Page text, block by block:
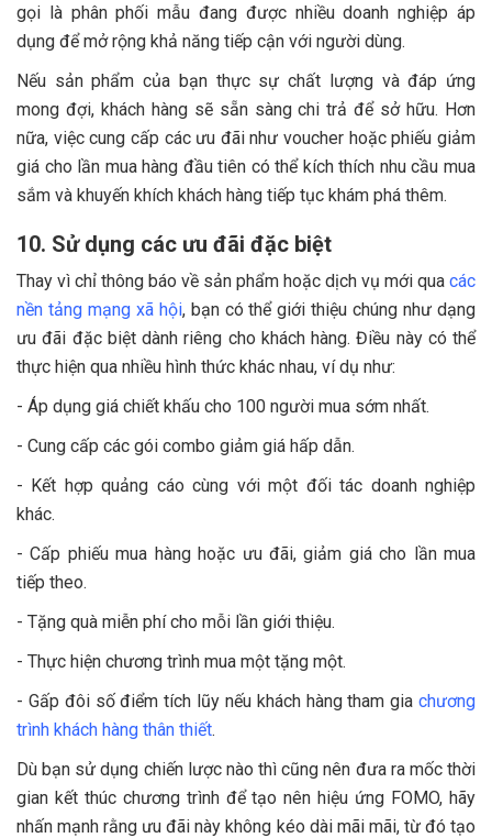
gọi là phân phối mẫu đang được nhiều doanh nghiệp áp
dụng để mở rộng khả năng tiếp cận với người dùng.
Nếu sản phẩm của bạn thực sự chất lượng và đáp ứng
mong đợi, khách hàng sẽ sẵn sàng chi trả để sở hữu. Hơn
nữa, việc cung cấp các ưu đãi như voucher hoặc phiếu giảm
giá cho lần mua hàng đầu tiên có thể kích thích nhu cầu mua
sắm và khuyến khích khách hàng tiếp tục khám phá thêm.
10. Sử dụng các ưu đãi đặc biệt
Thay vì chỉ thông báo về sản phẩm hoặc dịch vụ mới qua các
nền tảng mạng xã hội, bạn có thể giới thiệu chúng như dạng
ưu đãi đặc biệt dành riêng cho khách hàng. Điều này có thể
thực hiện qua nhiều hình thức khác nhau, ví dụ như:
- Áp dụng giá chiết khấu cho 100 người mua sớm nhất.
- Cung cấp các gói combo giảm giá hấp dẫn.
- Kết hợp quảng cáo cùng với một đối tác doanh nghiệp
khác.
- Cấp phiếu mua hàng hoặc ưu đãi, giảm giá cho lần mua
tiếp theo.
- Tặng quà miễn phí cho mỗi lần giới thiệu.
- Thực hiện chương trình mua một tặng một.
- Gấp đôi số điểm tích lũy nếu khách hàng tham gia chương
trình khách hàng thân thiết.
Dù bạn sử dụng chiến lược nào thì cũng nên đưa ra mốc thời
gian kết thúc chương trình để tạo nên hiệu ứng FOMO, hãy
nhấn mạnh rằng ưu đãi này không kéo dài mãi mãi, từ đó tạo